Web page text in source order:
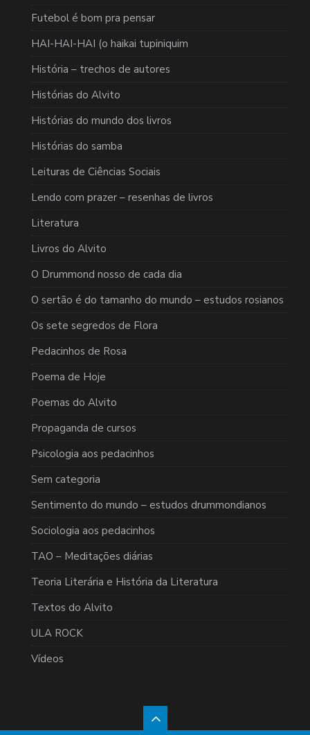
Futebol é bom pra pensar
HAI-HAI-HAI (o haikai tupiniquim
História – trechos de autores
Histórias do Alvito
Histórias do mundo dos livros
Histórias do samba
Leituras de Ciências Sociais
Lendo com prazer – resenhas de livros
Literatura
Livros do Alvito
O Drummond nosso de cada dia
O sertão é do tamanho do mundo – estudos rosianos
Os sete segredos de Flora
Pedacinhos de Rosa
Poema de Hoje
Poemas do Alvito
Propaganda de cursos
Psicologia aos pedacinhos
Sem categoria
Sentimento do mundo – estudos drummondianos
Sociologia aos pedacinhos
TAO – Meditações diárias
Teoria Literária e História da Literatura
Textos do Alvito
ULA ROCK
Vídeos